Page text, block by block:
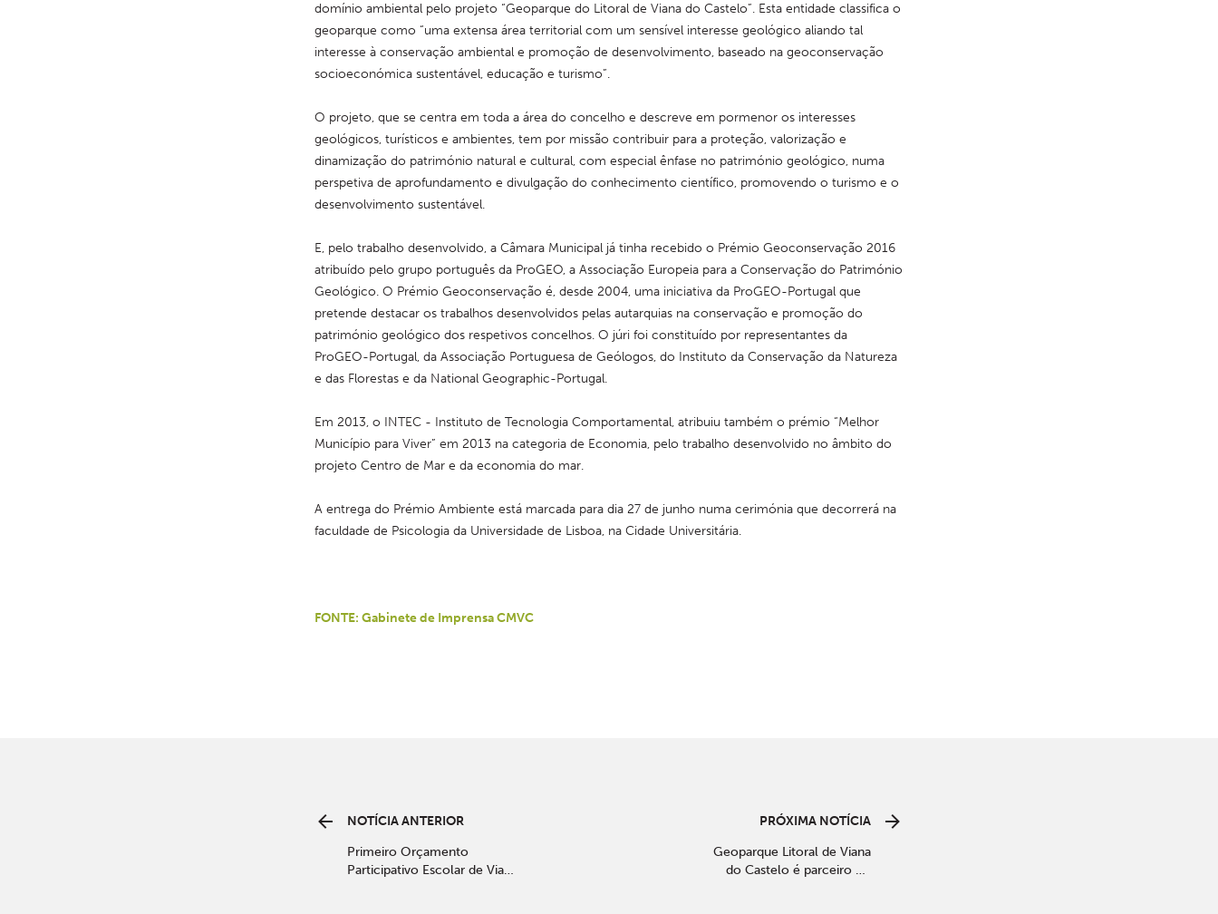
domínio ambiental pelo projeto “Geoparque do Litoral de Viana do Castelo”. Esta entidade classifica o
geoparque como “uma extensa área territorial com um sensível interesse geológico aliando tal
interesse à conservação ambiental e promoção de desenvolvimento, baseado na geoconservação
socioeconómica sustentável, educação e turismo”.
O projeto, que se centra em toda a área do concelho e descreve em pormenor os interesses
geológicos, turísticos e ambientes, tem por missão contribuir para a proteção, valorização e
dinamização do património natural e cultural, com especial ênfase no património geológico, numa
perspetiva de aprofundamento e divulgação do conhecimento científico, promovendo o turismo e o
desenvolvimento sustentável.
E, pelo trabalho desenvolvido, a Câmara Municipal já tinha recebido o Prémio Geoconservação 2016
atribuído pelo grupo português da ProGEO, a Associação Europeia para a Conservação do Património
Geológico. O Prémio Geoconservação é, desde 2004, uma iniciativa da ProGEO-Portugal que
pretende destacar os trabalhos desenvolvidos pelas autarquias na conservação e promoção do
património geológico dos respetivos concelhos. O júri foi constituído por representantes da
ProGEO-Portugal, da Associação Portuguesa de Geólogos, do Instituto da Conservação da Natureza
e das Florestas e da National Geographic-Portugal.
Em 2013, o INTEC - Instituto de Tecnologia Comportamental, atribuiu também o prémio “Melhor
Município para Viver” em 2013 na categoria de Economia, pelo trabalho desenvolvido no âmbito do
projeto Centro de Mar e da economia do mar.
A entrega do Prémio Ambiente está marcada para dia 27 de junho numa cerimónia que decorrerá na
faculdade de Psicologia da Universidade de Lisboa, na Cidade Universitária.
FONTE: Gabinete de Imprensa CMVC
NOTÍCIA ANTERIOR
Primeiro Orçamento
Participativo Escolar de Viana
PRÓXIMA NOTÍCIA
Geoparque Litoral de Viana
do Castelo é parceiro do